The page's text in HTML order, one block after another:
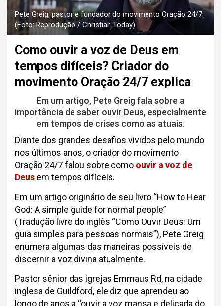
Pete Greig, pastor e fundador do movimento Oração 24/7.
(Foto: Reprodução / Christian Today)
Como ouvir a voz de Deus em
tempos difíceis? Criador do
movimento Oração 24/7 explica
Em um artigo, Pete Greig fala sobre a
importância de saber ouvir Deus, especialmente
em tempos de crises como as atuais.
Diante dos grandes desafios vividos pelo mundo
nos últimos anos, o criador do movimento
Oração 24/7 falou sobre como ouvir a voz de
Deus em tempos difíceis.
Em um artigo originário de seu livro “How to Hear
God: A simple guide for normal people”
(Tradução livre do inglês “Como Ouvir Deus: Um
guia simples para pessoas normais”), Pete Greig
enumera algumas das maneiras possíveis de
discernir a voz divina atualmente.
Pastor sênior das igrejas Emmaus Rd, na cidade
inglesa de Guildford, ele diz que aprendeu ao
longo de anos a “ouvir a voz mansa e delicada do